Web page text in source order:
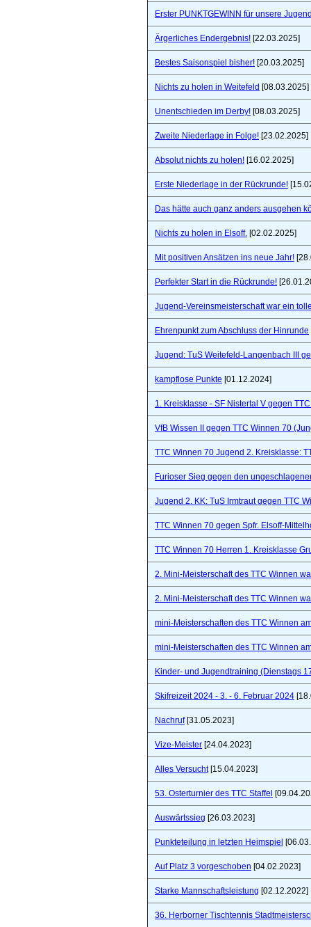
Erster PUNKTGEWINN für unsere
Ärgerliches Endergebnis! [22.03.2025]
Bestes Saisonspiel bisher! [20.03.2025]
Nichts zu holen in Weitefeld [08.03.2025]
Unentschieden im Derby! [08.03.2025]
Zweite Niederlage in Folge! [23.02.2025]
Absolut nichts zu holen! [16.02.2025]
Erste Niederlage in der Rückrunde!
Das hätte auch ganz anders ausgehen
Nichts zu holen in Elsoff. [02.02.2025]
Mit positiven Ansätzen ins neue Jahr!
Perfekter Start in die Rückrunde!
Jugend-Vereinsmeisterschaft war ein
Ehrenpunkt zum Abschluss der Hinrunde
Jugend: TuS Weitefeld-Langenbach III
kampflose Punkte [01.12.2024]
1. Kreisklasse - SF Nistertal V gegen
VfB Wissen II gegen TTC Winnen 70
TTC Winnen 70 Jugend 2. Kreisklasse:
Furioser Sieg gegen den
Jugend 2. KK: TuS Irmtraut gegen TTC
TTC Winnen 70 gegen Spfr. Elsoff-
TTC Winnen 70 Herren 1. Kreisklasse
2. Mini-Meisterschaft des TTC Winnen
2. Mini-Meisterschaft des TTC Winnen
mini-Meisterschaften des TTC Winnen
mini-Meisterschaften des TTC Winnen
Kinder- und Jugendtraining (Dienstags
Skifreizeit 2024 - 3. - 6. Februar 2024
Nachruf[31.05.2023]
Vize-Meister [24.04.2023]
Alles Versucht[15.04.2023]
53. Osterturnier des TTC Staffel
Auswärtssieg [26.03.2023]
Punkteteilung in letzten Heimspiel
Auf Platz 3 vorgeschoben [04.02.2023]
Starke Mannschaftsleistung [02.12.2022]
36. Herborner Tischtennis